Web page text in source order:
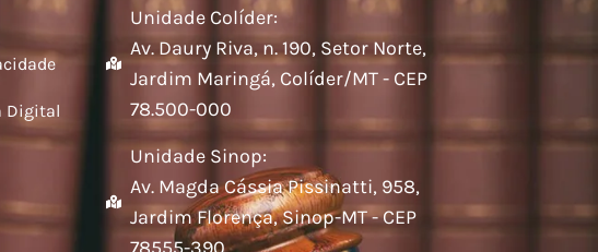
Digital
Unidade Colíder:
Av. Daury Riva, n. 190, Setor Norte,
Jardim Maringá, Colíder/MT - CEP
78.500-000
Unidade Sinop:
Av. Magda Cássia Pissinatti, 958,
Jardim Florença, Sinop-MT - CEP